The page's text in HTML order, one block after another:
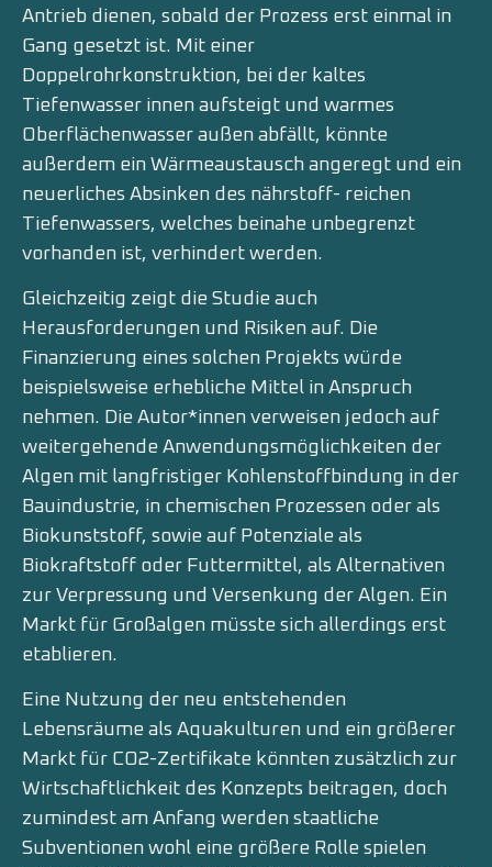
Antrieb dienen, sobald der Prozess erst einmal in
Gang gesetzt ist. Mit einer
Doppelrohrkonstruktion, bei der kaltes
Tiefenwasser innen aufsteigt und warmes
Oberflächenwasser außen abfällt, könnte
außerdem ein Wärmeaustausch angeregt und ein
neuerliches Absinken des nährstoff- reichen
Tiefenwassers, welches beinahe unbegrenzt
vorhanden ist, verhindert werden.
Gleichzeitig zeigt die Studie auch
Herausforderungen und Risiken auf. Die
Finanzierung eines solchen Projekts würde
beispielsweise erhebliche Mittel in Anspruch
nehmen. Die Autor*innen verweisen jedoch auf
weitergehende Anwendungsmöglichkeiten der
Algen mit langfristiger Kohlenstoffbindung in der
Bauindustrie, in chemischen Prozessen oder als
Biokunststoff, sowie auf Potenziale als
Biokraftstoff oder Futtermittel, als Alternativen
zur Verpressung und Versenkung der Algen. Ein
Markt für Großalgen müsste sich allerdings erst
etablieren.
Eine Nutzung der neu entstehenden
Lebensräume als Aquakulturen und ein größerer
Markt für CO2-Zertifikate könnten zusätzlich zur
Wirtschaftlichkeit des Konzepts beitragen, doch
zumindest am Anfang werden staatliche
Subventionen wohl eine größere Rolle spielen